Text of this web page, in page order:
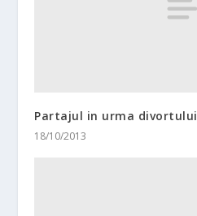
Partajul in urma divortului
18/10/2013